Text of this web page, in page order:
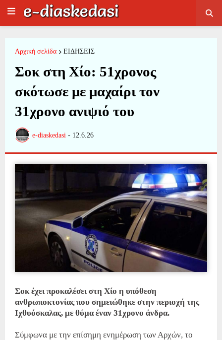
Αρχική σελίδα ΕΙΔΗΣΕΙΣ
Σοκ στη Χίο: 51χρονος
σκότωσε με μαχαίρι τον
31χρονο ανιψιό του
e-diaskedasi - 12.6.26
Σοκ έχει προκαλέσει στη Χίο η υπόθεση
ανθρωποκτονίας που σημειώθηκε στην περιοχή της
Ιχθυόσκαλας, με θύμα έναν 31χρονο άνδρα.
Σύμφωνα με την επίσημη ενημέρωση των Αρχών, το